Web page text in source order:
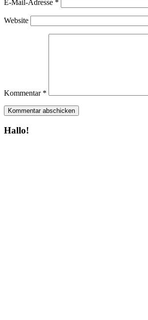
E-Mail-Adresse *
Website
Kommentar *
Hallo!